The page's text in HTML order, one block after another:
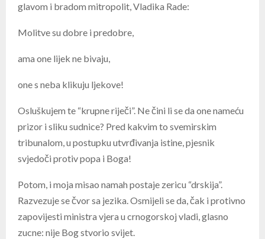
glavom i bradom mitropolit, Vladika Rade:
Molitve su dobre i predobre,
ama one lijek ne bivaju,
one s neba klikuju ljekove!
Osluškujem te “krupne riječi”. Ne čini li se da one nameću
prizor i sliku sudnice? Pred kakvim to svemirskim
tribunalom, u postupku utvrđivanja istine, pjesnik
svjedoči protiv popa i Boga!
Potom, i moja misao namah postaje zericu “drskija”.
Razvezuje se čvor sa jezika. Osmijeli se da, čak i protivno
zapovijesti ministra vjera u crnogorskoj vladi, glasno
zucne: nije Bog stvorio svijet.